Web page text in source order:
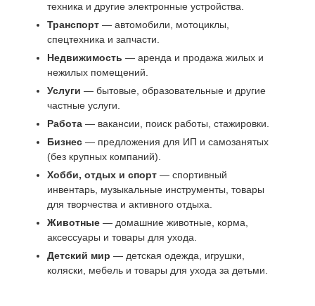
техника и другие электронные устройства.
Транспорт — автомобили, мотоциклы,
спецтехника и запчасти.
Недвижимость — аренда и продажа жилых и
нежилых помещений.
Услуги — бытовые, образовательные и другие
частные услуги.
Работа — вакансии, поиск работы, стажировки.
Бизнес — предложения для ИП и самозанятых
(без крупных компаний).
Хобби, отдых и спорт — спортивный
инвентарь, музыкальные инструменты, товары
для творчества и активного отдыха.
Животные — домашние животные, корма,
аксессуары и товары для ухода.
Детский мир — детская одежда, игрушки,
коляски, мебель и товары для ухода за детьми.